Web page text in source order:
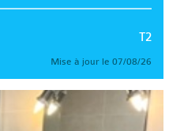
T2
Mise à jour le 07/08/26